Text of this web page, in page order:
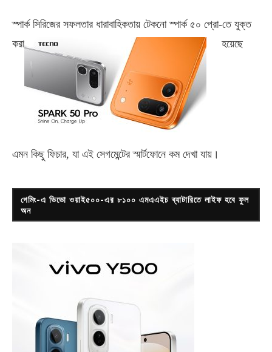
স্পার্ক সিরিজের সফলতার ধারাবাহিকতায় টেকনোস্পার্ক ৫০ প্রো-তে যুক্ত
করা
হয়েছে
এমন কিছু ফিচার, যা এই সেগমেন্টের স্মার্টফোনে কম দেখা যায়।
গেমিং-এ ভিভো ওয়াই৫০০-এর ৮১০০ এমএএইচ ব্যাটারিতে লাইফ হবে ফুল
অন